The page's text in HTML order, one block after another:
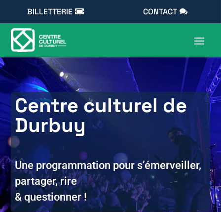
BILLETTERIE CONTACT
Centre culturel de
Durbuy
Une programmation pour s’émerveiller,
partager, rire
& questionner !